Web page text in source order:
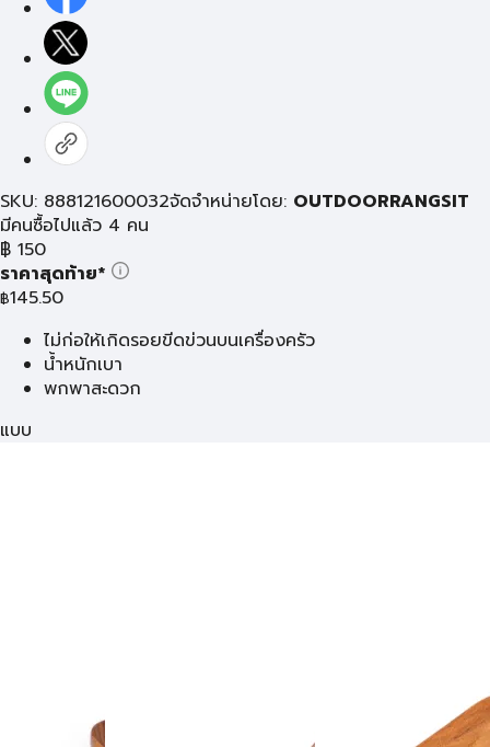
SKU: 888121600032จัดจำหน่ายโดย: OUTDOORRANGSIT
มีคนซื้อไปแล้ว 4 คน
฿ 150
ราคาสุดท้าย*
฿145.50
ไม่ก่อให้เกิดรอยขีดข่วนบนเครื่องครัว
น้ำหนักเบา
พกพาสะดวก
แบบ